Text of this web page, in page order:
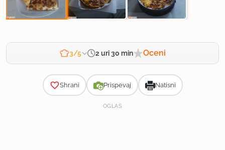
3/5 2 uri 30 min Oceni
Shrani Prispevaj Natisni
OGLAS